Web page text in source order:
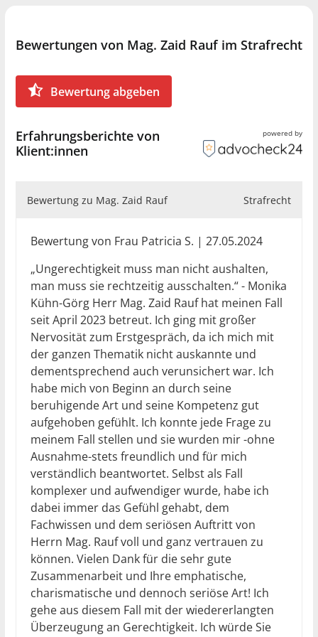
Sie benötigen schnell einen erfahrenen
Strafverteidiger? Zögern Sie nicht lange und rufen Sie
Bewertungen von Mag. Zaid Rauf im Strafrecht
Bewertung abgeben
Erfahrungsberichte von
Klient:innen
powered by
Bewertung zu Mag. Zaid Rauf Strafrecht
Bewertung von Frau Patricia S. | 27.05.2024
„Ungerechtigkeit muss man nicht aushalten,
man muss sie rechtzeitig ausschalten.“ - Monika
Kühn-Görg Herr Mag. Zaid Rauf hat meinen Fall
seit April 2023 betreut. Ich ging mit großer
Nervosität zum Erstgespräch, da ich mich mit
der ganzen Thematik nicht auskannte und
dementsprechend auch verunsichert war. Ich
habe mich von Beginn an durch seine
beruhigende Art und seine Kompetenz gut
aufgehoben gefühlt. Ich konnte jede Frage zu
meinem Fall stellen und sie wurden mir -ohne
Ausnahme-stets freundlich und für mich
verständlich beantwortet. Selbst als Fall
komplexer und aufwendiger wurde, habe ich
dabei immer das Gefühl gehabt, dem
Fachwissen und dem seriösen Auftritt von
Herrn Mag. Rauf voll und ganz vertrauen zu
können. Vielen Dank für die sehr gute
Zusammenarbeit und Ihre emphatische,
charismatische und dennoch seriöse Art! Ich
gehe aus diesem Fall mit der wiedererlangten
Überzeugung an Gerechtigkeit. Ich würde Sie